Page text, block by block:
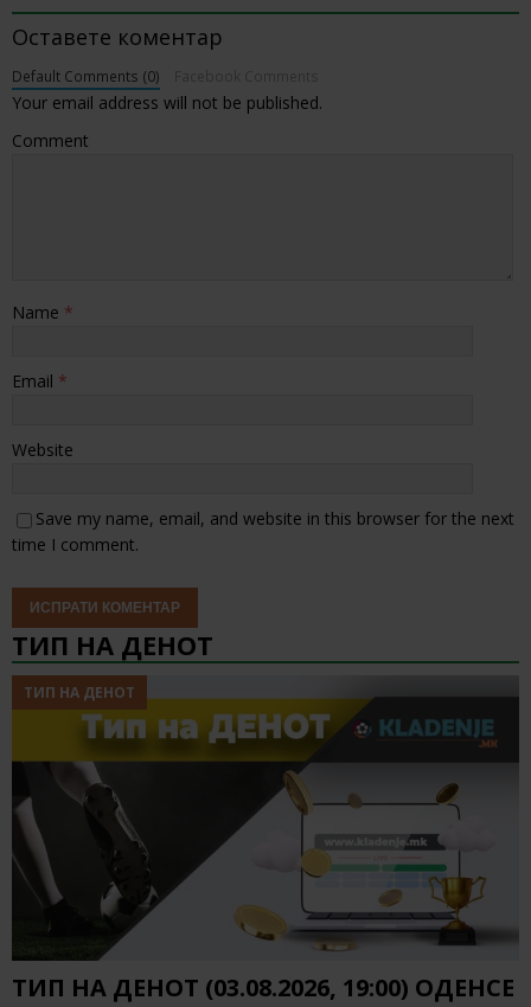
Оставете коментар
Default Comments (0)
Your email address will not be published.
Comment
Name *
Email *
Website
Save my name, email, and website in this browser for the next
time I comment.
ТИП НА ДЕНОТ
ТИП НА ДЕНОТ
ТИП НА ДЕНОТ (03.08.2026, 19:00) ОДЕНСЕ